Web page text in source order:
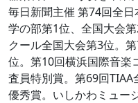
毎日新聞主催 第74回全
学の部第1位、全国大会
クール全国大会第3位。
位。第10回横浜国際音楽
査員特別賞。第69回TIAA
優秀賞。いしかわミュー